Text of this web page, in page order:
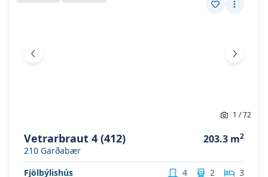
Vista eign
Fleiri
Fyrri mynd Næsta
1 /72
Vetrarbraut 4 (412)
210 Garðabær
203.3 m2
Fjölbýlishús 4 2 3